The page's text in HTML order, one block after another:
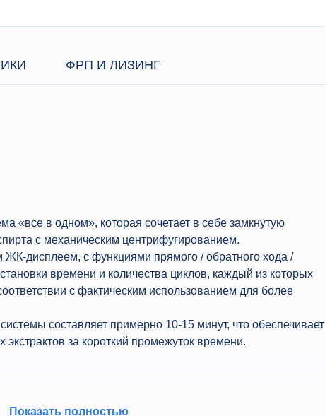
ФРП И ЛИЗИНГ
«все в одном», которая сочетает в себе замкнутую
с механическим центрифугированием.
дисплеем, с функциями прямого / обратного хода /
времени и количества циклов, каждый из которых
с фактическим использованием для более
составляет примерно 10-15 минут, что обеспечивает
за короткий промежуток времени.
Показать полностью